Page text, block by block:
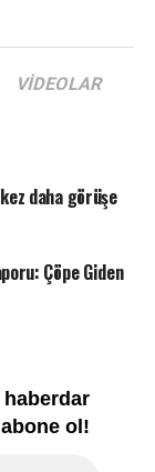
VIDEOLAR
daha görüşe
Çöpe Giden
ol!